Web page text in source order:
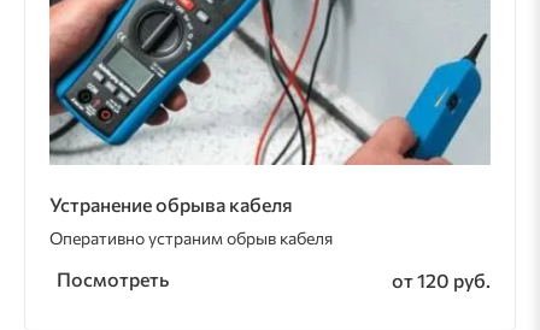
Устранение обрыва кабеля
Оперативно устраним обрыв кабеля
Посмотреть от 120 руб.